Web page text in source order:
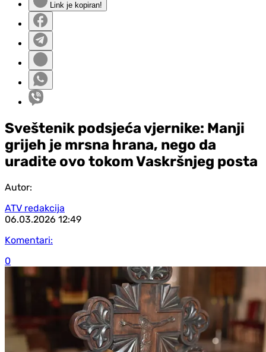
Link je kopiran!
Sveštenik podsjeća vjernike: Manji
grijeh je mrsna hrana, nego da
uradite ovo tokom Vaskršnjeg posta
Autor:
ATV redakcija
06.03.2026 12:49
Komentari:
0